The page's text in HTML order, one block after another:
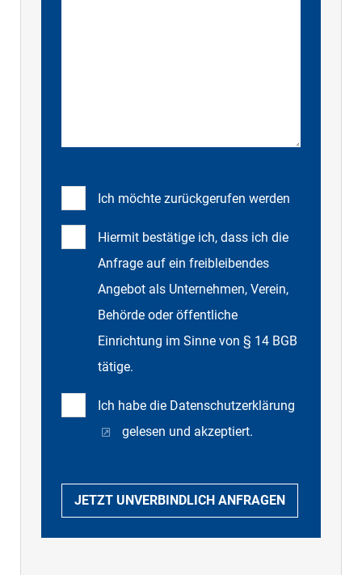
Ich möchte zurückgerufen werden
Hiermit bestätige ich, dass ich die
Anfrage auf ein freibleibendes
Angebot als Unternehmen, Verein,
Behörde oder öffentliche
Einrichtung im Sinne von § 14 BGB
tätige.
Ich habe die Datenschutzerklärung
gelesen und akzeptiert.
JETZT UNVERBINDLICH ANFRAGEN